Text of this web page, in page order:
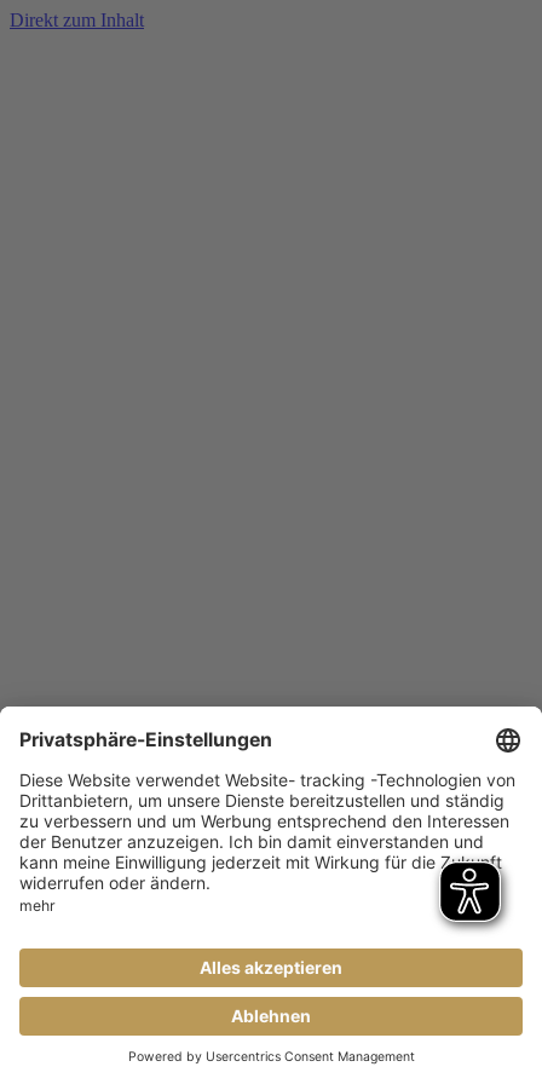
Direkt zum Inhalt